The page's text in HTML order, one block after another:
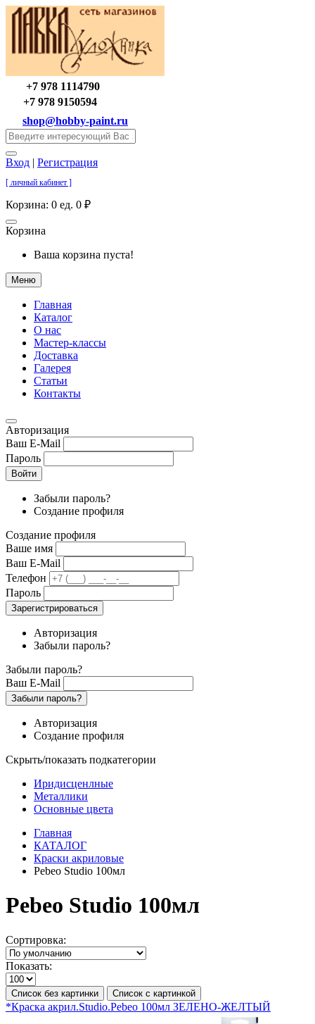
+7 978 1114790
+7 978 9150594
shop@hobby-paint.ru
Вход | Регистрация
[ личный кабинет ]
Корзина: 0 ед. 0 ₽
Корзина
Ваша корзина пуста!
Меню
Главная
Каталог
О нас
Мастер-классы
Доставка
Галерея
Статьи
Контакты
Авторизация
Ваш E-Mail
Пароль
Войти
Забыли пароль?
Создание профиля
Создание профиля
Ваше имя
Ваш E-Mail
Телефон
Пароль
Зарегистрироваться
Авторизация
Забыли пароль?
Забыли пароль?
Ваш E-Mail
Забыли пароль?
Авторизация
Создание профиля
Скрыть/показать подкатегории
Иридисценлные
Металлики
Основные цвета
Главная
КАТАЛОГ
Краски акриловые
Pebeo Studio 100мл
Pebeo Studio 100мл
Сортировка:
Показать:
Список без картинки Список с картинкой
*Краска акрил.Studio.Pebeo 100мл ЗЕЛЕНО-ЖЕЛТЫЙ